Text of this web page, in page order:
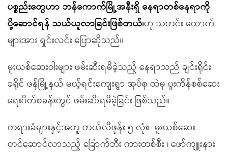
ပစ္စည်းတွေဟာ ဘန်ကောက်မြို့အနီးရှိ နေရာတစ်နေရာကို
ပို့ဆောင်ရန် သယ်ယူလာခြင်းဖြစ်တယ်၊ဟု သတင်း ထောက်
များအား ရှင်းလင်း ပြောဆိုသည်။
မူးယစ်ဆေးဝါးများ ဖမ်းဆီးရမိခဲ့သည့် နေရာသည် ချင်းရိုင်း
ခရိုင် ဖန်မြို့နယ် မယ့်ရင်းကျေးရွာ အုပ်စု ထဲမှ ပူးကိန်စစ်ဆေး
ရေးဂိတ်စခန်းတွင် ဖမ်းဆီးရမိခဲ့ခြင်း ဖြစ်သည်။
တရားခံများနှင့်အတူ တယ်လီဖုန်း ၅ လုံး၊ မူးယစ်ဆေး
တင်ဆောင်လာသည့် ခြောက်ဘီး ကားတစ်စီး ၊ ဖော်ကျူးနား